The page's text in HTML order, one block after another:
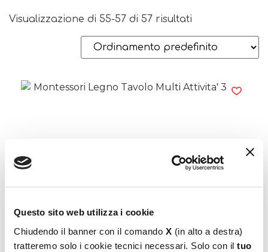
Questo sito web utilizza i cookie
Chiudendo il banner con il comando X (in alto a destra)
tratteremo solo i cookie tecnici necessari. Solo con il tuo
Visualizzazione di 55-57 di 57 risultati
Montessori Legno Tavolo Multi Attivita’ 3 In
54,99€
Aggiungi al carrello